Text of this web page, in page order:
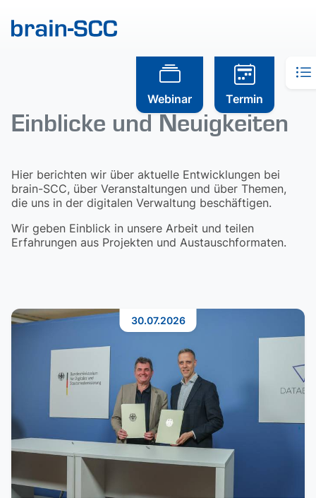
Webinar Termin
Einblicke und Neuigkeiten
Hier berichten wir über aktuelle Entwicklungen bei
brain-SCC, über Veranstaltungen und über Themen,
die uns in der digitalen Verwaltung beschäftigen.
Wir geben Einblick in unsere Arbeit und teilen
Erfahrungen aus Projekten und Austauschformaten.
30.07.2026